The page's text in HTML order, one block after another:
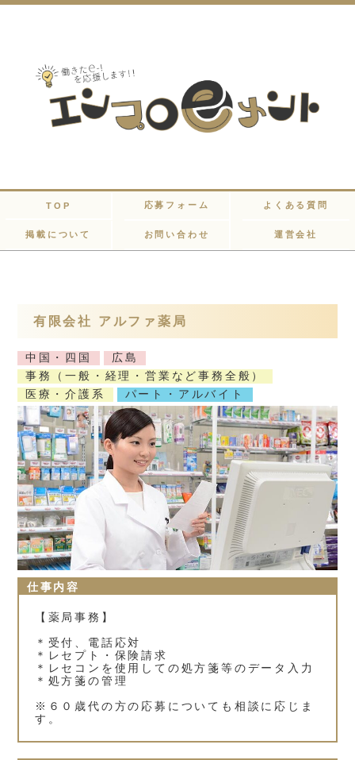
TOP 応募フォーム よくある質問
掲載について お問い合わせ 運営会社
有限会社 アルファ薬局
中国・四国
広島
事務（一般・経理・営業など事務全般）
医療・介護系
パート・アルバイト
仕事内容
【薬局事務】
＊受付、電話応対
＊レセプト・保険請求
＊レセコンを使用しての処方箋等のデータ入力
＊処方箋の管理
※６０歳代の方の応募についても相談に応じま
す。